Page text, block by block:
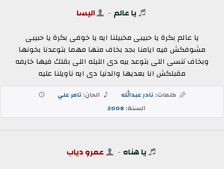
يا عالم - اليسا
يا عالم بكرة يا حبيبى مخبيلنا ايه يا خوفى بكرة يا حبيبى
مشوفكش فيه ايامنا بجد بخاف منها مهما بتوعدنا بخونها
وبخاف تنسى اللى بتوعد بيه دى الليله اللى بقلك فيها خايفه
مقبلكش انا بعديها والدنيا دى ايه ناويلنا عليه
كلمات: نادر عبدالله الحان:تامر علي
السنة:2008
يا هناه - عمرو دياب